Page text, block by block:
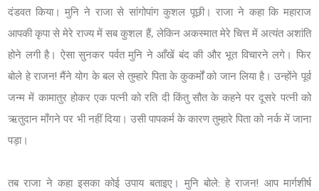
दंडवत किया। मुनि ने राजा से सांगोपांग कुशल पूछी। राजा ने कहा कि महाराज
आपकी कृपा से मेरे राज्य में सब कुशल हैं, लेकिन अकस्मात मेरे चित्त में अत्यंत अशांति
होने लगी है। ऐसा सुनकर पर्वत मुनि ने आँखें बंद की और भूत विचारने लगे। फिर
बोले हे राजन! मैंने योग के बल से तुम्हारे पिता के कुकर्मों को जान लिया है। उन्होंने पूर्व
जन्म में कामातुर होकर एक पत्नी को रति दी किंतु सौत के कहने पर दूसरे पत्नी को
ऋतुदान माँगने पर भी नहीं दिया। उसी पापकर्म के कारण तुम्हारे पिता को नर्क में जाना
पड़ा।
तब राजा ने कहा ‍इसका कोई उपाय बताइए। मुनि बोले: हे राजन! आप मार्गशीर्ष